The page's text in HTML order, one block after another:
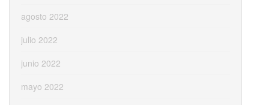
agosto 2022
julio 2022
junio 2022
mayo 2022